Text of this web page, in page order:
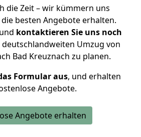
die Zeit – wir kümmern uns
besten Angebote erhalten.
kontaktieren Sie uns noch
Umzug von
Bad Kreuznach zu planen.
Formular aus, und erhalten
Angebote.
Angebote erhalten